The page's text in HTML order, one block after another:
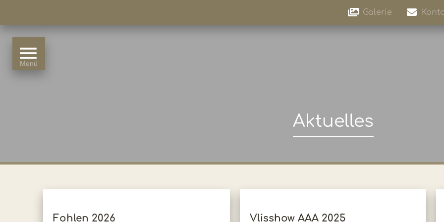
Galerie
Aktuelles
Fohlen 2026 Vlisshow AAA 2025